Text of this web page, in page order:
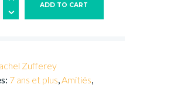
ADD TO CART
Zufferey
7 ans et plus,Amitiés,